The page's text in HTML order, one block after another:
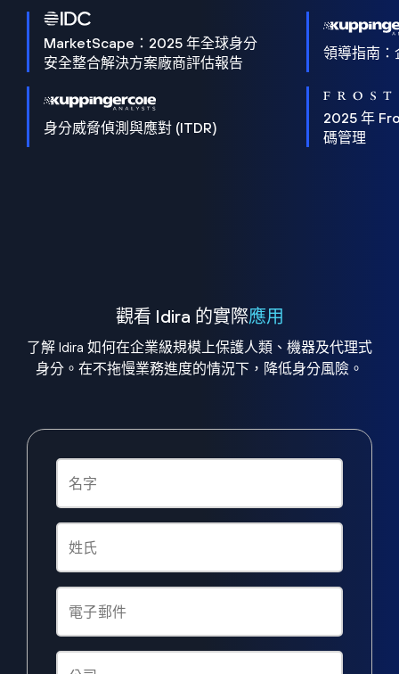
MarketScape：2025 年全球身分
安全整合解決方案廠商評估報告
領導指南
身分威脅偵測與應對 (ITDR)
2025 年
碼管理
觀看 Idira 的實際應用
了解 Idira 如何在企業級規模上保護人類、機器及代理式
身分。在不拖慢業務進度的情況下，降低身分風險。